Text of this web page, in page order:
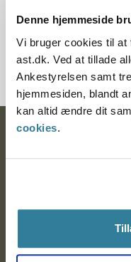
Denne hjemmeside
Vi bruger cookies til at
ast.dk. Ved at tillade
Ankestyrelsen samt
hjemmesiden, blandt
kan altid ændre dit
cookies.
Journalnummer
700062-96
9000 Aalborg